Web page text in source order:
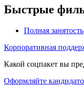
Быстрые
Полная занятость
Корпоративная
Какой соцпакет вы
Оформляйте